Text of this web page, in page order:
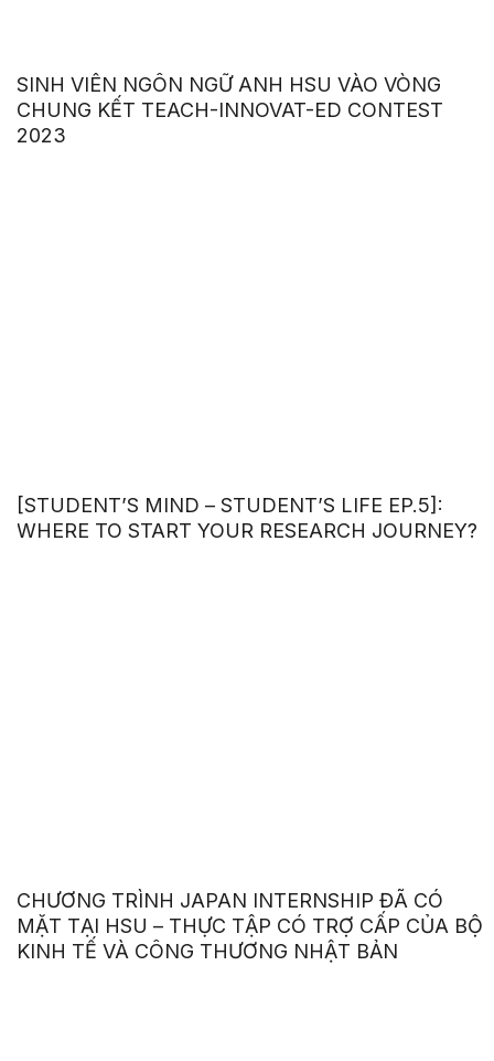
SINH VIÊN NGÔN NGỮ ANH HSU VÀO VÒNG
CHUNG KẾT TEACH-INNOVAT-ED CONTEST
2023
[STUDENT’S MIND – STUDENT’S LIFE EP.5]:
WHERE TO START YOUR RESEARCH JOURNEY?
CHƯƠNG TRÌNH JAPAN INTERNSHIP ĐÃ CÓ
MẶT TẠI HSU – THỰC TẬP CÓ TRỢ CẤP CỦA BỘ
KINH TẾ VÀ CÔNG THƯƠNG NHẬT BẢN